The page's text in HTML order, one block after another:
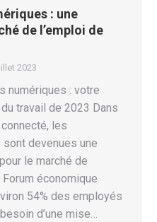
: une
de l’emploi de
2023
numériques : votre
travail de 2023 Dans
les
devenues une
le marché de
Forum économique
54% des employés
d’une mise…